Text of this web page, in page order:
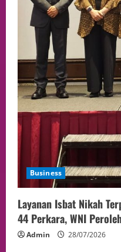
Business
Layanan Isbat Nikah
44 Perkara, WNI
Admin 28/07/2026